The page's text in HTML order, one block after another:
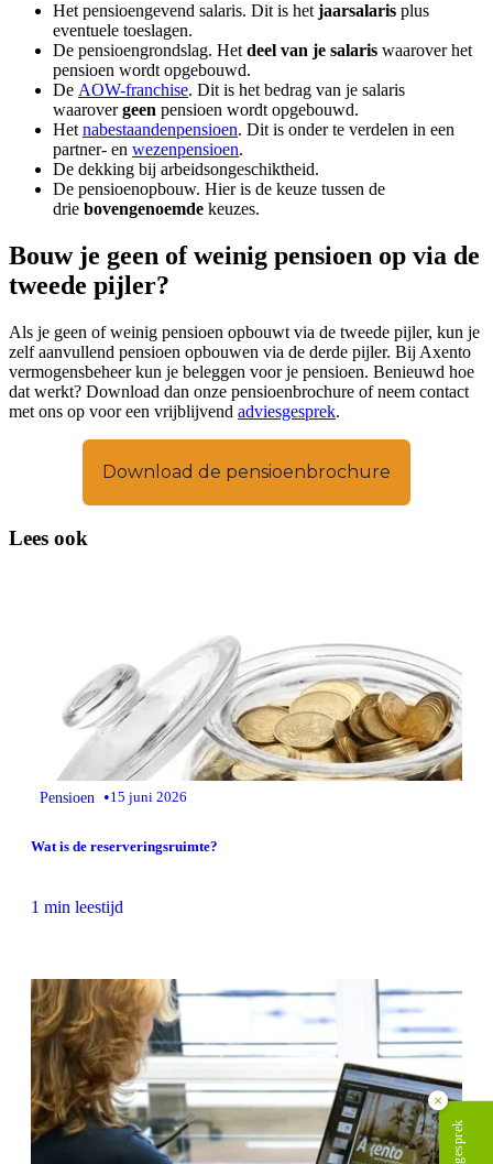
Het pensioengevend salaris. Dit is het jaarsalaris plus
eventuele toeslagen.
De pensioengrondslag. Het deel van je salaris waarover het
pensioen wordt opgebouwd.
De AOW-franchise. Dit is het bedrag van je salaris
waarovergeen pensioen wordt opgebouwd.
Het nabestaandenpensioen. Dit is onder te verdelen in een
partner- en wezenpensioen.
De dekking bij arbeidsongeschiktheid.
De pensioenopbouw. Hier is de keuze tussen de
drie bovengenoemde keuzes.
Bouw je geen of weinig pensioen op via de
tweede pijler?
Als je geen of weinig pensioen opbouwt via de tweede pijler, kun je
zelf aanvullend pensioen opbouwen via de derde pijler. Bij Axento
vermogensbeheer kun je beleggen voor je pensioen. Benieuwd hoe
dat werkt? Download dan onze pensioenbrochure of neem contact
met ons op voor een vrijblijvend adviesgesprek.
Download de pensioenbrochure
Lees ook
Pensioen •15 juni 2026
Wat is de reserveringsruimte?
1 min leestijd
×